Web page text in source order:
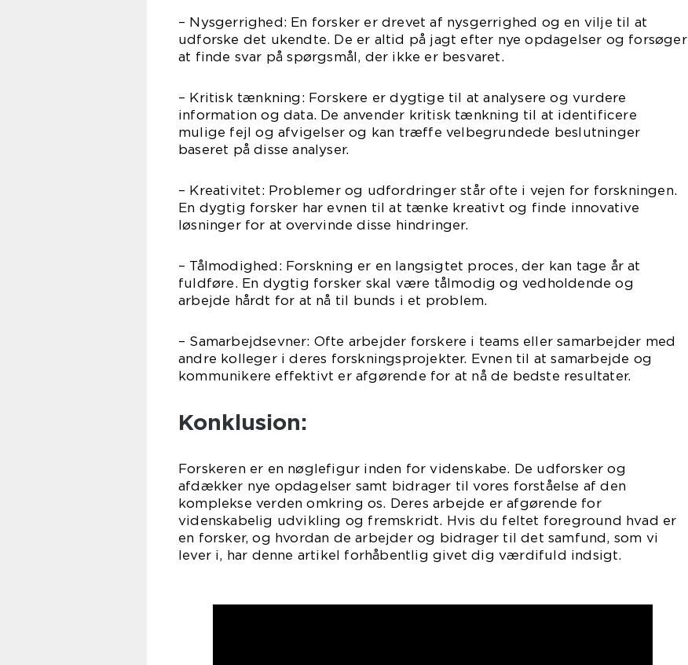
– Nysgerrighed: En forsker er drevet af nysgerrighed og en vilje til at
udforske det ukendte. De er altid på jagt efter nye opdagelser og forsøger
at finde svar på spørgsmål, der ikke er besvaret.
– Kritisk tænkning: Forskere er dygtige til at analysere og vurdere
information og data. De anvender kritisk tænkning til at identificere
mulige fejl og afvigelser og kan træffe velbegrundede beslutninger
baseret på disse analyser.
– Kreativitet: Problemer og udfordringer står ofte i vejen for forskningen.
En dygtig forsker har evnen til at tænke kreativt og finde innovative
løsninger for at overvinde disse hindringer.
– Tålmodighed: Forskning er en langsigtet proces, der kan tage år at
fuldføre. En dygtig forsker skal være tålmodig og vedholdende og
arbejde hårdt for at nå til bunds i et problem.
– Samarbejdsevner: Ofte arbejder forskere i teams eller samarbejder med
andre kolleger i deres forskningsprojekter. Evnen til at samarbejde og
kommunikere effektivt er afgørende for at nå de bedste resultater.
Konklusion:
Forskeren er en nøglefigur inden for videnskabe. De udforsker og
afdækker nye opdagelser samt bidrager til vores forståelse af den
komplekse verden omkring os. Deres arbejde er afgørende for
videnskabelig udvikling og fremskridt. Hvis du feltet foreground hvad er
en forsker, og hvordan de arbejder og bidrager til det samfund, som vi
lever i, har denne artikel forhåbentlig givet dig værdifuld indsigt.